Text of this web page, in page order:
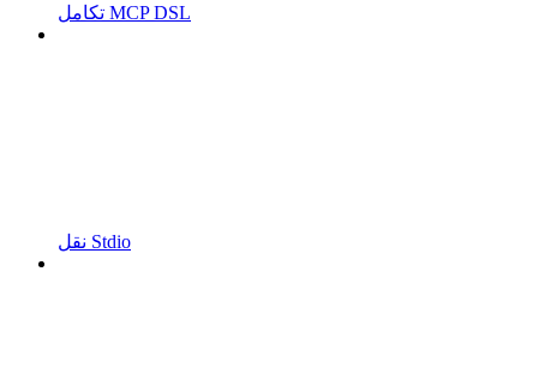
تكامل MCP DSL
نقل Stdio